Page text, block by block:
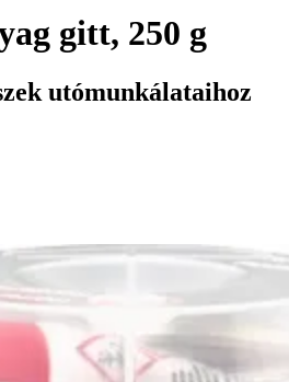
gitt, 250 g
utómunkálataihoz